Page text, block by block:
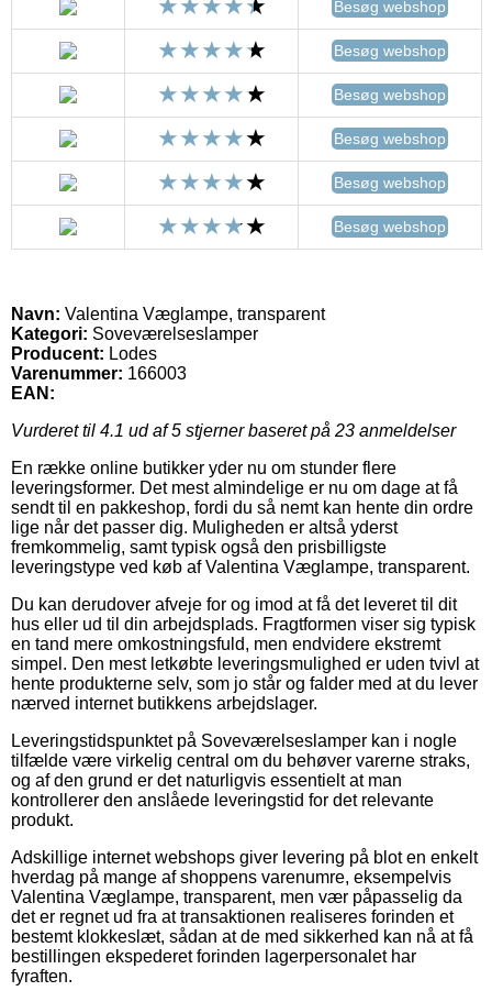
Besøg webshop
Besøg webshop
Besøg webshop
Besøg webshop
Besøg webshop
Besøg webshop
Navn: Valentina Væglampe, transparent
Kategori: Soveværelseslamper
Producent: Lodes
Varenummer: 166003
EAN:
Vurderet til 4.1 ud af 5 stjerner baseret på 23 anmeldelser
En række online butikker yder nu om stunder flere
leveringsformer. Det mest almindelige er nu om dage at få
sendt til en pakkeshop, fordi du så nemt kan hente din ordre
lige når det passer dig. Muligheden er altså yderst
fremkommelig, samt typisk også den prisbilligste
leveringstype ved køb af Valentina Væglampe, transparent.
Du kan derudover afveje for og imod at få det leveret til dit
hus eller ud til din arbejdsplads. Fragtformen viser sig typisk
en tand mere omkostningsfuld, men endvidere ekstremt
simpel. Den mest letkøbte leveringsmulighed er uden tvivl at
hente produkterne selv, som jo står og falder med at du lever
nærved internet butikkens arbejdslager.
Leveringstidspunktet på Soveværelseslamper kan i nogle
tilfælde være virkelig central om du behøver varerne straks,
og af den grund er det naturligvis essentielt at man
kontrollerer den anslåede leveringstid for det relevante
produkt.
Adskillige internet webshops giver levering på blot en enkelt
hverdag på mange af shoppens varenumre, eksempelvis
Valentina Væglampe, transparent, men vær påpasselig da
det er regnet ud fra at transaktionen realiseres forinden et
bestemt klokkeslæt, sådan at de med sikkerhed kan nå at få
bestillingen ekspederet forinden lagerpersonalet har
fyraften.